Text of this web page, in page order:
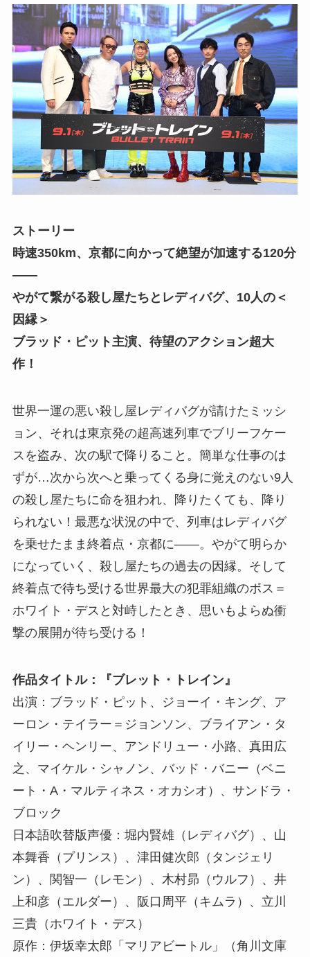
ストーリー
時速350km、京都に向かって絶望が加速する120分
――
やがて繋がる殺し屋たちとレディバグ、10人の＜
因縁＞
ブラッド・ピット主演、待望のアクション超大
作！
世界一運の悪い殺し屋レディバグが請けたミッシ
ョン、それは東京発の超高速列車でブリーフケー
スを盗み、次の駅で降りること。簡単な仕事のは
ずが…次から次へと乗ってくる身に覚えのない9人
の殺し屋たちに命を狙われ、降りたくても、降り
られない！最悪な状況の中で、列車はレディバグ
を乗せたまま終着点・京都に――。やがて明らか
になっていく、殺し屋たちの過去の因縁。そして
終着点で待ち受ける世界最大の犯罪組織のボス＝
ホワイト・デスと対峙したとき、思いもよらぬ衝
撃の展開が待ち受ける！
作品タイトル：『ブレット・トレイン』
出演：ブラッド・ピット、ジョーイ・キング、ア
ーロン・テイラー＝ジョンソン、ブライアン・タ
イリー・ヘンリー、アンドリュー・小路、真田広
之、マイケル・シャノン、バッド・バニー（ベニ
ート・A・マルティネス・オカシオ）、サンドラ・
ブロック
日本語吹替版声優：堀内賢雄（レディバグ）、山
本舞香（プリンス）、津田健次郎（タンジェリ
ン）、関智一（レモン）、木村昴（ウルフ）、井
上和彦（エルダー）、阪口周平（キムラ）、立川
三貴（ホワイト・デス）
原作：伊坂幸太郎「マリアビートル」（角川文庫